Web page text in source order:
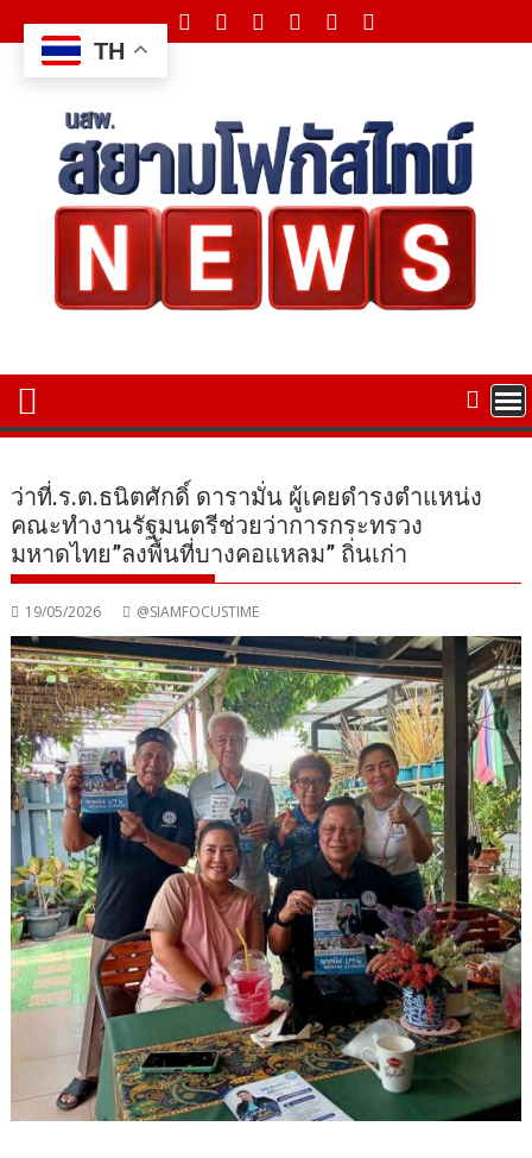
to
content
ว่าที่.ร.ต.ธนิตศักดิ์ ดารามั่น ผู้เคยดำรงตำแหน่ง
คณะทำงานรัฐมนตรีช่วยว่าการกระทรวง
มหาดไทย”ลงพื้นที่บางคอแหลม” ถิ่นเก่า
19/05/2026 @SIAMFOCUSTIME
TH